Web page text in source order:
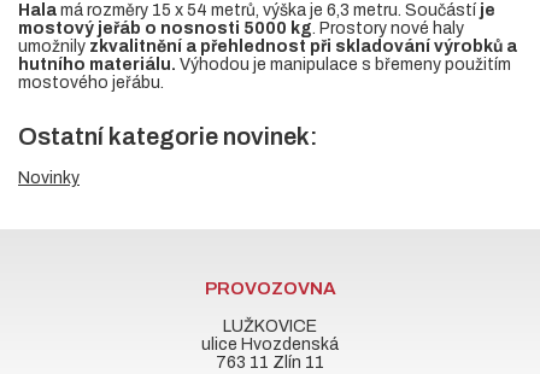
Hala má rozměry 15 x 54 metrů, výška je 6,3 metru. Součástí je
mostový jeřáb o nosnosti 5000 kg. Prostory nové haly
umožnily zkvalitnění a přehlednost při skladování výrobků a
hutního materiálu. Výhodou je manipulace s břemeny použitím
mostového jeřábu.
Ostatní kategorie novinek:
Novinky
PROVOZOVNA
LUŽKOVICE
ulice Hvozdenská
763 11 Zlín 11